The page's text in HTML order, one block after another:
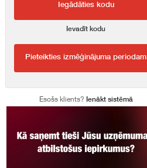
Iegādāties kodu
Ievadīt kodu
Pieteikties izmēģinājuma periodam
Esošs klients? Ienākt sistēmā